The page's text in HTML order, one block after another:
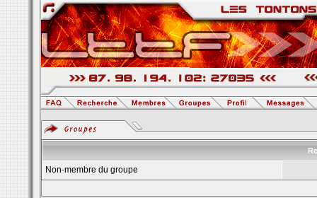
Non-membre du groupe